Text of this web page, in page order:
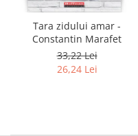
Tara zidului amar -
Constantin Marafet
33,22 Lei
26,24 Lei